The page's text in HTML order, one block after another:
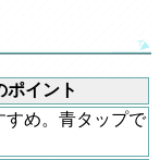
ポイント
すめ。青タップで